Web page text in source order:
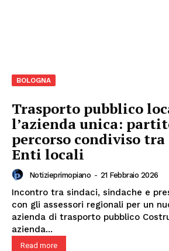
BOLOGNA
Trasporto pubblico
l’azienda unica:
percorso condiviso tra
Enti locali
Notizieprimopiano - 21 Febbraio 2026
Incontro tra sindaci, sindache e
con gli assessori regionali per un
azienda di trasporto pubblico Costruire un modello di
azienda...
Read more